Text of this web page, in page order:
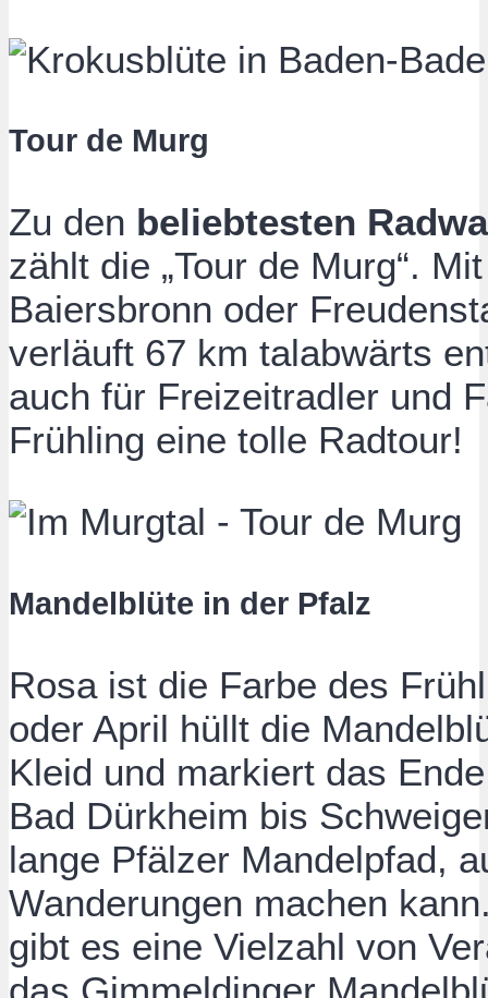
Tour de Murg
Zu den beliebtesten
zählt die „Tour de Murg“.
Baiersbronn oder
verläuft 67 km talabwärts
auch für Freizeitradler und
Frühling eine tolle Radtour!
Mandelblüte in der Pfalz
Rosa ist die Farbe des
oder April hüllt die
Kleid und markiert das
Bad Dürkheim bis
lange Pfälzer Mandelpfad,
Wanderungen machen
gibt es eine Vielzahl von